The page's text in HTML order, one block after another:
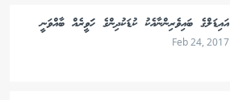
އައިޑަލްގެ ބައިވެރިންނާއެކު ކުޑަކުދިންގެ ހަަވީރެއް ބާއްވަނީ
Feb 24, 2017